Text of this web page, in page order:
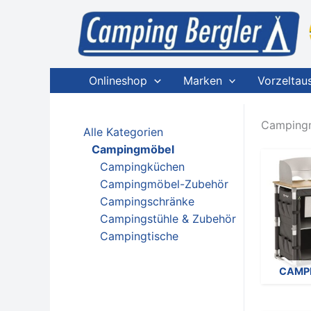
Onlineshop Marken
Alle Kategorien
Campingmöbel
Campingküchen
Campingmöbel-Zubehör
Campingschränke
Campingstühle & Zubehör
Campingtische